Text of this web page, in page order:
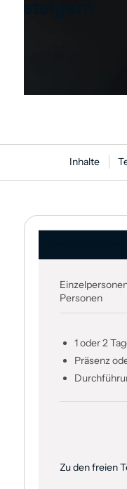
Inhalte
Personen
1 oder 2
Präsenz
Zu den freien